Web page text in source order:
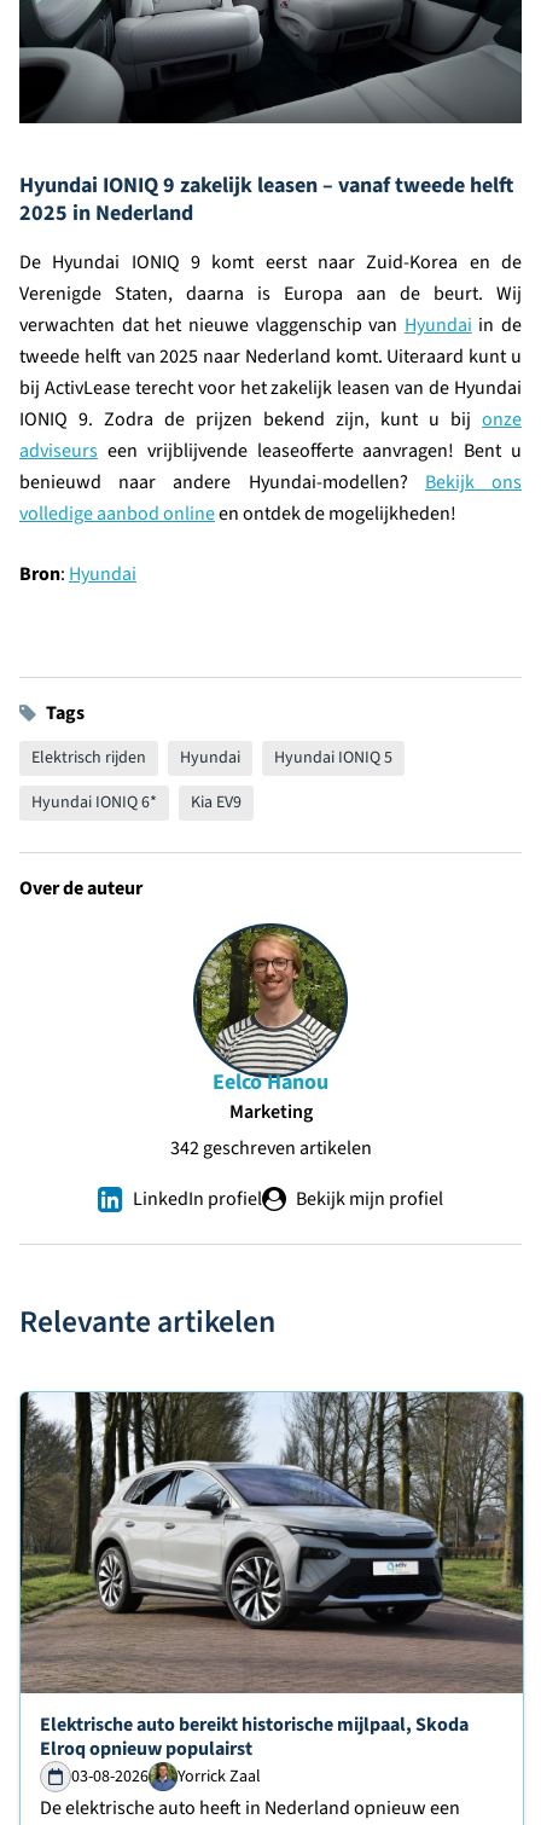
Hyundai IONIQ 9 zakelijk leasen – vanaf tweede helft
2025 in Nederland
De Hyundai IONIQ 9 komt eerst naar Zuid-Korea en de
Verenigde Staten, daarna is Europa aan de beurt. Wij
verwachten dat het nieuwe vlaggenschip van Hyundai in de
tweede helft van 2025 naar Nederland komt. Uiteraard kunt u
bij ActivLease terecht voor het zakelijk leasen van de Hyundai
IONIQ 9. Zodra de prijzen bekend zijn, kunt u bij onze
adviseurs een vrijblijvende leaseofferte aanvragen! Bent u
benieuwd naar andere Hyundai-modellen? Bekijk ons
volledige aanbod onlineen ontdek de mogelijkheden!
Bron: Hyundai
Tags
Elektrisch rijden Hyundai
Hyundai IONIQ 5
Hyundai IONIQ 6*
Kia EV9
Over de auteur
Eelco Hanou
Marketing
342 geschreven artikelen
LinkedIn profiel
Bekijk mijn profiel
Relevante artikelen
Lees verder over
Elektrische auto bereikt historische mijlpaal, Skoda
Elroq opnieuw populairst
03-08-2026 Yorrick Zaal
De elektrische auto heeft in Nederland opnieuw een